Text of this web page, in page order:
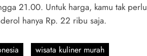
21.00. Untuk harga, kamu tak perlu
hanya Rp. 22 ribu saja.
wisata kuliner murah